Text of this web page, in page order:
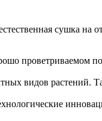
сушка на
проветриваемом
видов растений.